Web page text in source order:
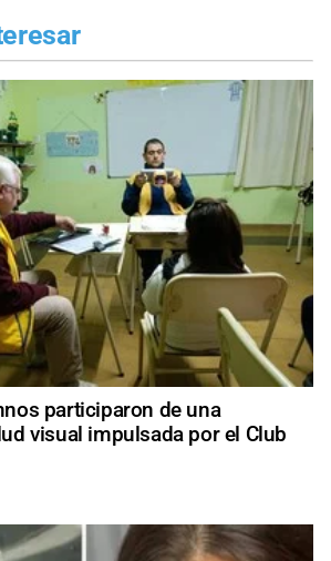
participaron de una
visual impulsada por el Club